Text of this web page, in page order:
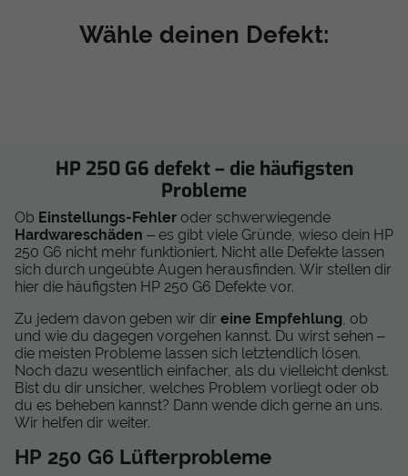
Wähle deinen Defekt:
HP 250 G6 defekt – die häufigsten
Probleme
Ob Einstellungs-Fehler oder schwerwiegende
Hardwareschäden – es gibt viele Gründe, wieso dein HP
250 G6 nicht mehr funktioniert. Nicht alle Defekte lassen
sich durch ungeübte Augen herausfinden. Wir stellen dir
hier die häufigsten HP 250 G6 Defekte vor.
Zu jedem davon geben wir dir eine Empfehlung , ob
und wie du dagegen vorgehen kannst. Du wirst sehen –
die meisten Probleme lassen sich letztendlich lösen.
Noch dazu wesentlich einfacher, als du vielleicht denkst.
Bist du dir unsicher, welches Problem vorliegt oder ob
du es beheben kannst? Dann wende dich gerne an uns.
Wir helfen dir weiter.
HP 250 G6 Lüfterprobleme